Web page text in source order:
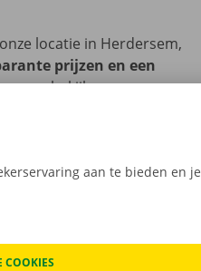
locatie in Herdersem,
prijzen en een
bekijken we op
veilig thuis.
aan te bieden en je
COOKIES